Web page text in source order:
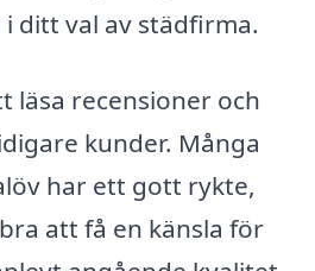
ditt val av städfirma.
läsa recensioner och
kunder. Många
har ett gott rykte,
att få en känsla för